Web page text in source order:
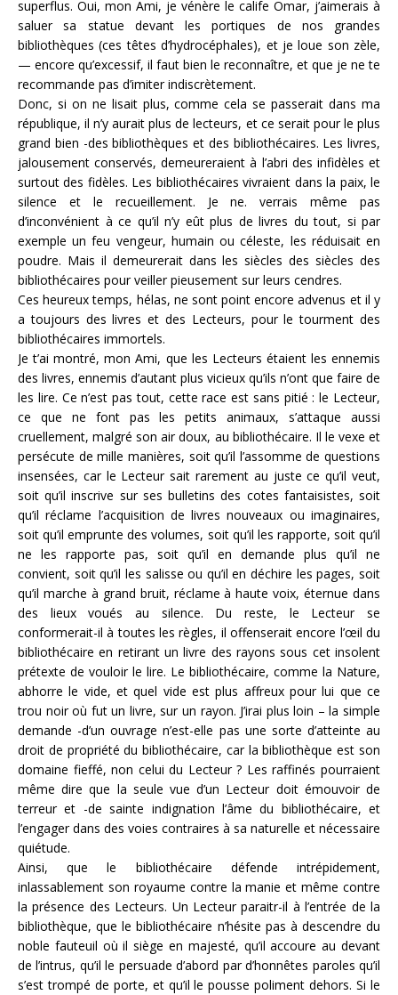
superflus. Oui, mon Ami, je vénère le calife Omar, j’aimerais à
saluer sa statue devant les portiques de nos grandes
bibliothèques (ces têtes d’hydrocéphales), et je loue son zèle,
— encore qu’excessif, il faut bien le reconnaître, et que je ne te
recommande pas d’imiter indiscrètement.
Donc, si on ne lisait plus, comme cela se passerait dans ma
république, il n’y aurait plus de lecteurs, et ce serait pour le plus
grand bien -des bibliothèques et des bibliothécaires. Les livres,
jalousement conservés, demeureraient à l’abri des infidèles et
surtout des fidèles. Les bibliothécaires vivraient dans la paix, le
silence et le recueillement. Je ne. verrais même pas
d’inconvénient à ce qu’il n’y eût plus de livres du tout, si par
exemple un feu vengeur, humain ou céleste, les réduisait en
poudre. Mais il demeurerait dans les siècles des siècles des
bibliothécaires pour veiller pieusement sur leurs cendres.
Ces heureux temps, hélas, ne sont point encore advenus et il y
a toujours des livres et des Lecteurs, pour le tourment des
bibliothécaires immortels.
Je t’ai montré, mon Ami, que les Lecteurs étaient les ennemis
des livres, ennemis d’autant plus vicieux qu’ils n’ont que faire de
les lire. Ce n’est pas tout, cette race est sans pitié : le Lecteur,
ce que ne font pas les petits animaux, s’attaque aussi
cruellement, malgré son air doux, au bibliothécaire. Il le vexe et
persécute de mille manières, soit qu’il l’assomme de questions
insensées, car le Lecteur sait rarement au juste ce qu’il veut,
soit qu’il inscrive sur ses bulletins des cotes fantaisistes, soit
qu’il réclame l’acquisition de livres nouveaux ou imaginaires,
soit qu’il emprunte des volumes, soit qu’il les rapporte, soit qu’il
ne les rapporte pas, soit qu’il en demande plus qu’il ne
convient, soit qu’il les salisse ou qu’il en déchire les pages, soit
qu’il marche à grand bruit, réclame à haute voix, éternue dans
des lieux voués au silence. Du reste, le Lecteur se
conformerait-il à toutes les règles, il offenserait encore l’œil du
bibliothécaire en retirant un livre des rayons sous cet insolent
prétexte de vouloir le lire. Le bibliothécaire, comme la Nature,
abhorre le vide, et quel vide est plus affreux pour lui que ce
trou noir où fut un livre, sur un rayon. J’irai plus loin – la simple
demande -d’un ouvrage n’est-elle pas une sorte d’atteinte au
droit de propriété du bibliothécaire, car la bibliothèque est son
domaine fieffé, non celui du Lecteur ? Les raffinés pourraient
même dire que la seule vue d’un Lecteur doit émouvoir de
terreur et -de sainte indignation l’âme du bibliothécaire, et
l’engager dans des voies contraires à sa naturelle et nécessaire
quiétude.
Ainsi, que le bibliothécaire défende intrépidement,
inlassablement son royaume contre la manie et même contre
la présence des Lecteurs. Un Lecteur paraitr-il à l’entrée de la
bibliothèque, que le bibliothécaire n’hésite pas à descendre du
noble fauteuil où il siège en majesté, qu’il accoure au devant
de l’intrus, qu’il le persuade d’abord par d’honnêtes paroles qu’il
s’est trompé de porte, et qu’il le pousse poliment dehors. Si le